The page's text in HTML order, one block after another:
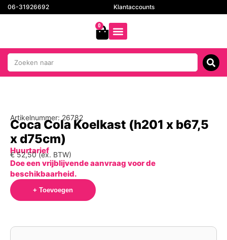
06-31926692 Klantaccounts
0
Artikelnummer: 26782
Coca Cola Koelkast (h201 x b67,5
x d75cm)
Huurtarief
€52,50(ex. BTW)
Doe een vrijblijvende aanvraag voor de
beschikbaarheid.
+ Toevoegen